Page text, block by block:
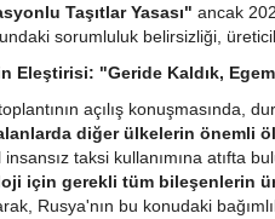
Taşıtlar Yasası" ancak
sorumluluk belirsizliği,
Eleştirisi: "Geride Kaldık,
açılış konuşmasında,
alanlarda diğer ülkelerin önemli
insansız taksi kullanımına atıfta
için gerekli tüm bileşenlerin
Rusya'nın bu konudaki